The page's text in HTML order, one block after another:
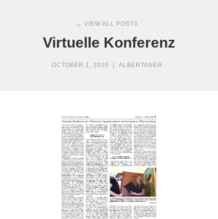
← VIEW ALL POSTS
Virtuelle Konferenz
OCTOBER 1, 2020 ALBERTANER